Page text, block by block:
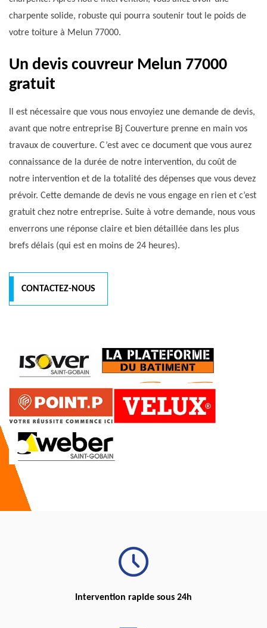
charpente solide, robuste qui pourra soutenir tout le poids de
votre toiture à Melun 77000.
Un devis couvreur Melun 77000
gratuit
Il est nécessaire que vous nous envoyiez une demande de devis,
avant que notre entreprise Bj Couverture prenne en main vos
travaux de couverture. C’est avec ce document que vous aurez
connaissance de la durée de notre intervention, du coût de
notre intervention et de la totalité des dépenses que vous devez
prévoir. Cette demande de devis ne vous engage en rien et c’est
gratuit chez notre entreprise. Suite à votre demande, nous vous
enverrons une réponse claire et bien détaillée dans les plus
brefs délais (qui est en moins de 24 heures).
CONTACTEZ-NOUS
Intervention rapide sous 24h